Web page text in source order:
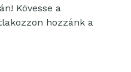
Kövesse a
hozzánk a